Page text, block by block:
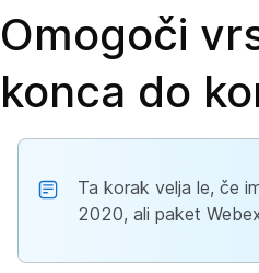
Omogoči
konca do
Ta korak velja le, če
2020, ali paket